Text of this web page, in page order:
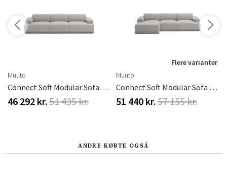
Muuto
Connect Soft Modular Sofa / 3-Seater - Configuration 1 - Clay 12
46 292 kr.51 435 kr.
Flere varianter
Muuto
Connect Soft Modular Sofa / 3-Seater - Configuration 3 - Clay 12
51 440 kr.57 155 kr.
ANDRE KØBTE OGSÅ